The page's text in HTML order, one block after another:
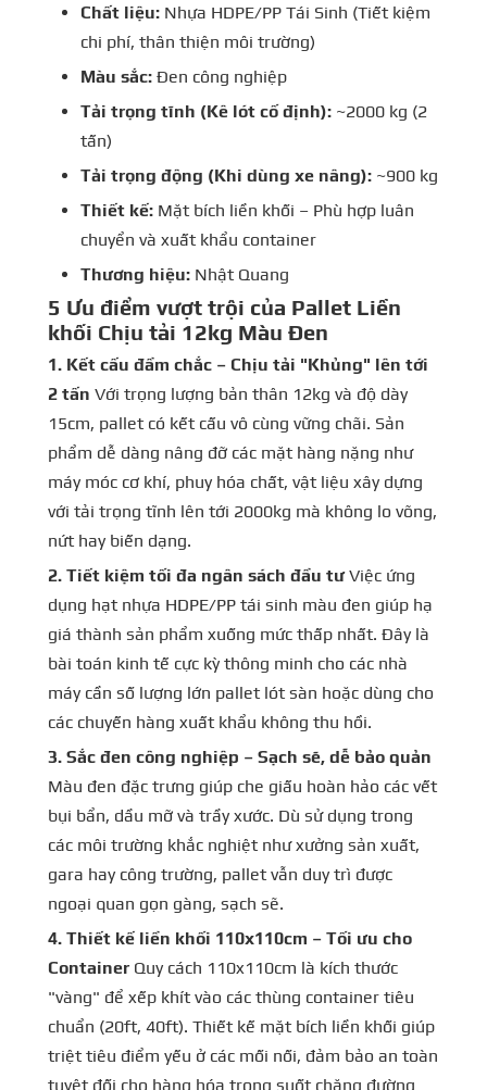
Chất liệu: Nhựa HDPE/PP Tái Sinh (Tiết kiệm
chi phí, thân thiện môi trường)
Màu sắc: Đen công nghiệp
Tải trọng tĩnh (Kê lót cố định): ~2000 kg (2
tấn)
Tải trọng động (Khi dùng xe nâng): ~900 kg
Thiết kế: Mặt bích liền khối – Phù hợp luân
chuyển và xuất khẩu container
Thương hiệu: Nhật Quang
5 Ưu điểm vượt trội của Pallet Liền
khối Chịu tải 12kg Màu Đen
1. Kết cấu đầm chắc – Chịu tải "Khủng" lên tới
2 tấn Với trọng lượng bản thân 12kg và độ dày
15cm, pallet có kết cấu vô cùng vững chãi. Sản
phẩm dễ dàng nâng đỡ các mặt hàng nặng như
máy móc cơ khí, phuy hóa chất, vật liệu xây dựng
với tải trọng tĩnh lên tới 2000kg mà không lo võng,
nứt hay biến dạng.
2. Tiết kiệm tối đa ngân sách đầu tưViệc ứng
dụng hạt nhựa HDPE/PP tái sinh màu đen giúp hạ
giá thành sản phẩm xuống mức thấp nhất. Đây là
bài toán kinh tế cực kỳ thông minh cho các nhà
máy cần số lượng lớn pallet lót sàn hoặc dùng cho
các chuyến hàng xuất khẩu không thu hồi.
3. Sắc đen công nghiệp – Sạch sẽ, dễ bảo quản
Màu đen đặc trưng giúp che giấu hoàn hảo các vết
bụi bẩn, dầu mỡ và trầy xước. Dù sử dụng trong
các môi trường khắc nghiệt như xưởng sản xuất,
gara hay công trường, pallet vẫn duy trì được
ngoại quan gọn gàng, sạch sẽ.
4. Thiết kế liền khối 110x110cm – Tối ưu cho
Container Quy cách 110x110cm là kích thước
"vàng" để xếp khít vào các thùng container tiêu
chuẩn (20ft, 40ft). Thiết kế mặt bích liền khối giúp
triệt tiêu điểm yếu ở các mối nối, đảm bảo an toàn
tuyệt đối cho hàng hóa trong suốt chặng đường